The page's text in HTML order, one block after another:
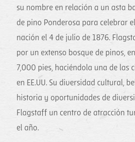
su nombre en relación a un asta
de pino Ponderosa para celebrar
nación el 4 de julio de 1876.
por un extenso bosque de pinos,
7,000 pies, haciéndola una de las
en EE.UU. Su diversidad cultural,
historia y oportunidades de
Flagstaff un centro de atracción
el año.